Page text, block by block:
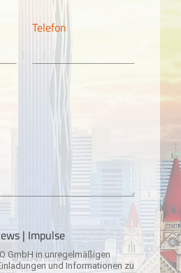
Telefon
| Impulse
GmbH in unregelmäßigen
und Informationen zu